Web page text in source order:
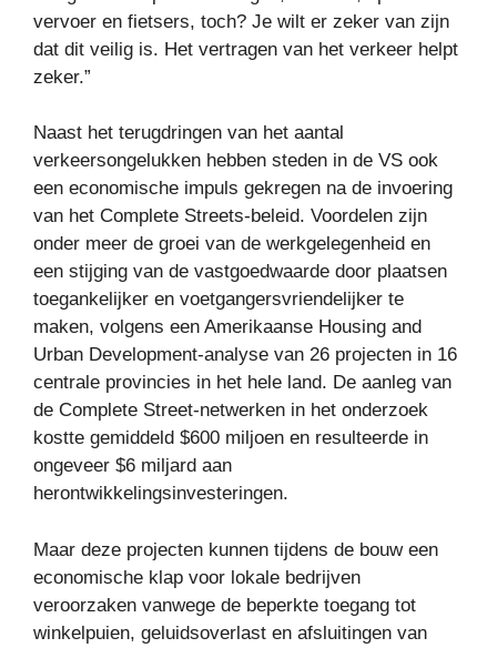
vervoer en fietsers, toch? Je wilt er zeker van zijn
dat dit veilig is. Het vertragen van het verkeer helpt
zeker.”
Naast het terugdringen van het aantal
verkeersongelukken hebben steden in de VS ook
een economische impuls gekregen na de invoering
van het Complete Streets-beleid. Voordelen zijn
onder meer de groei van de werkgelegenheid en
een stijging van de vastgoedwaarde door plaatsen
toegankelijker en voetgangersvriendelijker te
maken, volgens een Amerikaanse Housing and
Urban Development-analyse van 26 projecten in 16
centrale provincies in het hele land. De aanleg van
de Complete Street-netwerken in het onderzoek
kostte gemiddeld $600 miljoen en resulteerde in
ongeveer $6 miljard aan
herontwikkelingsinvesteringen.
Maar deze projecten kunnen tijdens de bouw een
economische klap voor lokale bedrijven
veroorzaken vanwege de beperkte toegang tot
winkelpuien, geluidsoverlast en afsluitingen van